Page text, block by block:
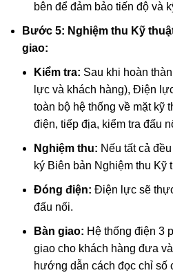
bên để đảm bảo tiến độ và
Bước 5: Nghiệm thu Kỹ
giao:
Kiểm tra: Sau khi hoàn
lực và khách hàng), Điện
toàn bộ hệ thống về mặt kỹ
điện, tiếp địa, kiểm tra đấu
Nghiệm thu: Nếu tất cả
ký Biên bản Nghiệm thu Kỹ
Đóng điện: Điện lực sẽ
đấu nối.
Bàn giao: Hệ thống điện 3
giao cho khách hàng đưa
hướng dẫn cách đọc chỉ số